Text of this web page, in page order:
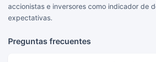
accionistas e inversores como indicador de
expectativas.
Preguntas frecuentes